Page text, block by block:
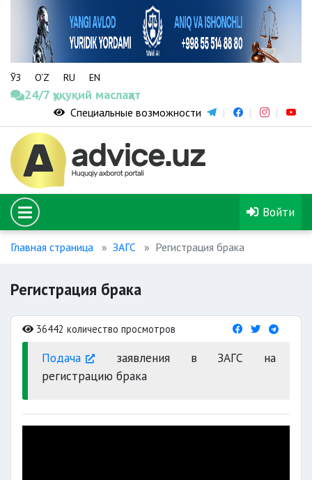
ЎЗ O‘Z RU EN
24/7 ҳуқуқий маслаҳат
Специальные возможности
Войти
Главная страница ЗАГС Регистрация брака
Регистрация брака
36442 количество просмотров
Подача
заявления в ЗАГС на
регистрацию брака